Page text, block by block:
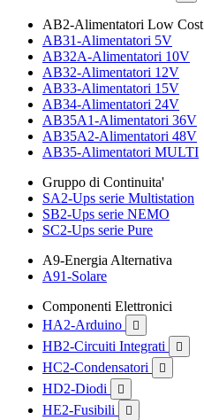
AB2-Alimentatori Low Cost
AB31-Alimentatori 5V
AB32A-Alimentatori 10V
AB32-Alimentatori 12V
AB33-Alimentatori 15V
AB34-Alimentatori 24V
AB35A1-Alimentatori 36V
AB35A2-Alimentatori 48V
AB35-Alimentatori MULTI
Gruppo di Continuita'
SA2-Ups serie Multistation
SB2-Ups serie NEMO
SC2-Ups serie Pure
A9-Energia Alternativa
A91-Solare
Componenti Elettronici
HA2-Arduino

HB2-Circuiti Integrati 
HC2-Condensatori 
HD2-Diodi 
HE2-Fusibili 